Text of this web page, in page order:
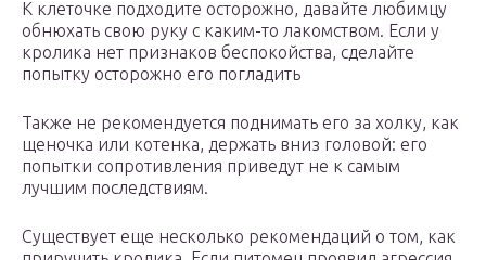
К клеточке подходите осторожно, давайте любимцу
обнюхать свою руку с каким-то лакомством. Если у
кролика нет признаков беспокойства, сделайте
попытку осторожно его погладить
Также не рекомендуется поднимать его за холку, как
щеночка или котенка, держать вниз головой: его
попытки сопротивления приведут не к самым
лучшим последствиям.
Существует еще несколько рекомендаций о том, как